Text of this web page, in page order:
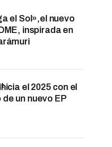
el Sol»,el nuevo
inspirada en
el 2025 con el
un nuevo EP